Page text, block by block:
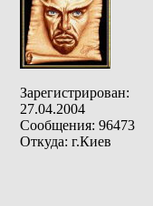
Зарегистрирован:
27.04.2004
Сообщения: 96473
Откуда: г.Киев